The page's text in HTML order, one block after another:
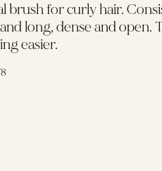
brush for curly hair.
long, dense and open.
easier.